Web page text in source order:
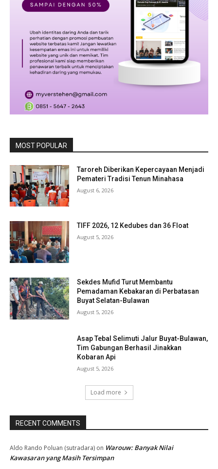
MOST POPULAR
Taroreh Diberikan Kepercayaan Menjadi
Pemateri Tradisi Tenun Minahasa
August 6, 2026
TIFF 2026, 12 Kedubes dan 36 Float
August 5, 2026
Sekdes Mufid Turut Membantu
Pemadaman Kebakaran di Perbatasan
Buyat Selatan-Bulawan
August 5, 2026
Asap Tebal Selimuti Jalur Buyat-Bulawan,
Tim Gabungan Berhasil Jinakkan
Kobaran Api
August 5, 2026
Load more
RECENT COMMENTS
Aldo Rando Poluan (sutradara) on Warouw: Banyak Nilai
Kawasaran yang Masih Tersimpan